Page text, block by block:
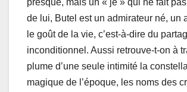
presque, mais un « je » qui ne fait
de lui, Butel est un admirateur né, un
le goût de la vie, c’est-à-dire du
inconditionnel. Aussi retrouve-t-on à
plume d’une seule intimité la
magique de l’époque, les noms des